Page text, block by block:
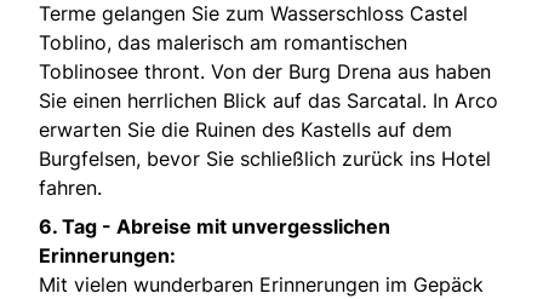
Terme gelangen Sie zum Wasserschloss Castel
Toblino, das malerisch am romantischen
Toblinosee thront. Von der Burg Drena aus haben
Sie einen herrlichen Blick auf das Sarcatal. In Arco
erwarten Sie die Ruinen des Kastells auf dem
Burgfelsen, bevor Sie schließlich zurück ins Hotel
fahren.
6. Tag - Abreise mit unvergesslichen
Erinnerungen:
Mit vielen wunderbaren Erinnerungen im Gepäck